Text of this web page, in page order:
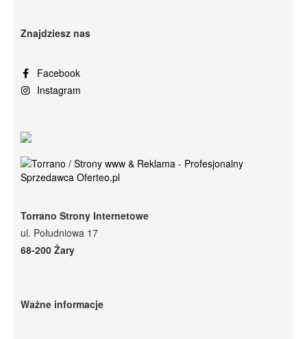
Znajdziesz nas
Facebook
Instagram
Torrano Strony Internetowe
ul. Południowa 17
68-200 Żary
Ważne informacje